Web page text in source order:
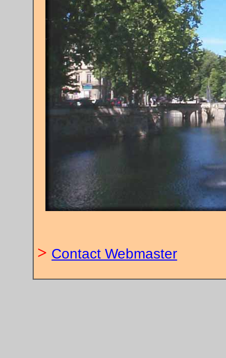
> Contact Webmaster